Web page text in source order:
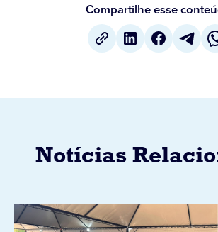
Compartilhe esse
Notícias